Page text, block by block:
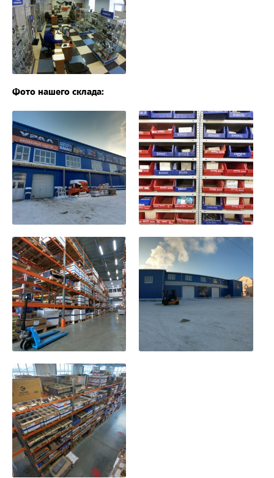
Фото нашего склада: